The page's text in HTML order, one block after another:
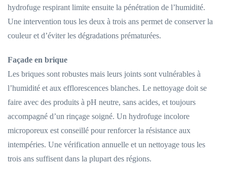
hydrofuge respirant limite ensuite la pénétration de l’humidité.
Une intervention tous les deux à trois ans permet de conserver la
couleur et d’éviter les dégradations prématurées.
Façade en brique
Les briques sont robustes mais leurs joints sont vulnérables à
l’humidité et aux efflorescences blanches. Le nettoyage doit se
faire avec des produits à pH neutre, sans acides, et toujours
accompagné d’un rinçage soigné. Un hydrofuge incolore
microporeux est conseillé pour renforcer la résistance aux
intempéries. Une vérification annuelle et un nettoyage tous les
trois ans suffisent dans la plupart des régions.